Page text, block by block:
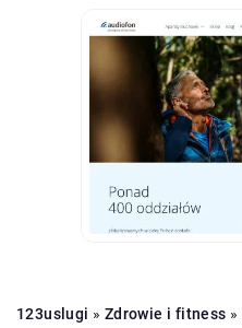
123uslugi » Zdrowie i fitness »